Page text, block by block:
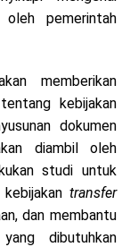
pemerintah
memberikan
kebijakan
dokumen
diambil oleh
studi untuk
transfer
dan membantu
dibutuhkan